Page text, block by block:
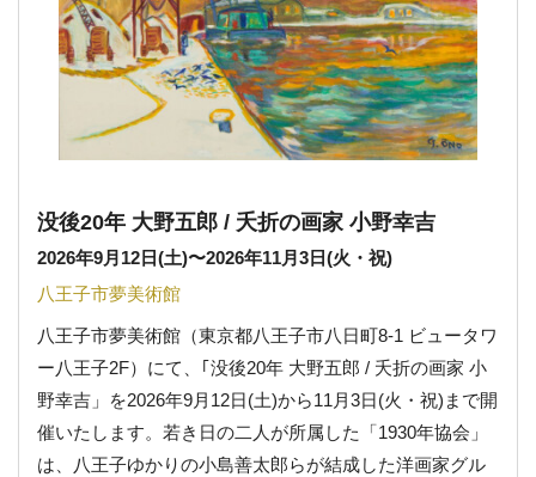
没後20年 大野五郎 / 夭折の画家 小野幸吉
2026年9月12日(土)〜2026年11月3日(火・祝)
八王子市夢美術館
八王子市夢美術館（東京都八王子市八日町8-1 ビュータワ
ー八王子2F）にて、｢没後20年 大野五郎 / 夭折の画家 小
野幸吉」を2026年9月12日(土)から11月3日(火・祝)まで開
催いたします。若き日の二人が所属した「1930年協会」
は、八王子ゆかりの小島善太郎らが結成した洋画家グル